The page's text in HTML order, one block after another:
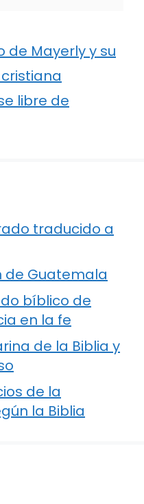
de Mayerly y su
libre de
traducido a
de Guatemala
bíblico de
en la fe
de la Biblia y
de la
la Biblia